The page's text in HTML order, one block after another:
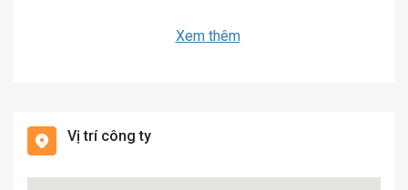
Xem thêm
Vị trí công ty